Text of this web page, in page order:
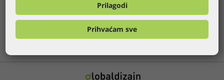
OSTALE REFERENCE GLOBALDIZAJNA
PRETHODNA SVE SLJEDEĆA
Prilagodi
Prihvaćam sve